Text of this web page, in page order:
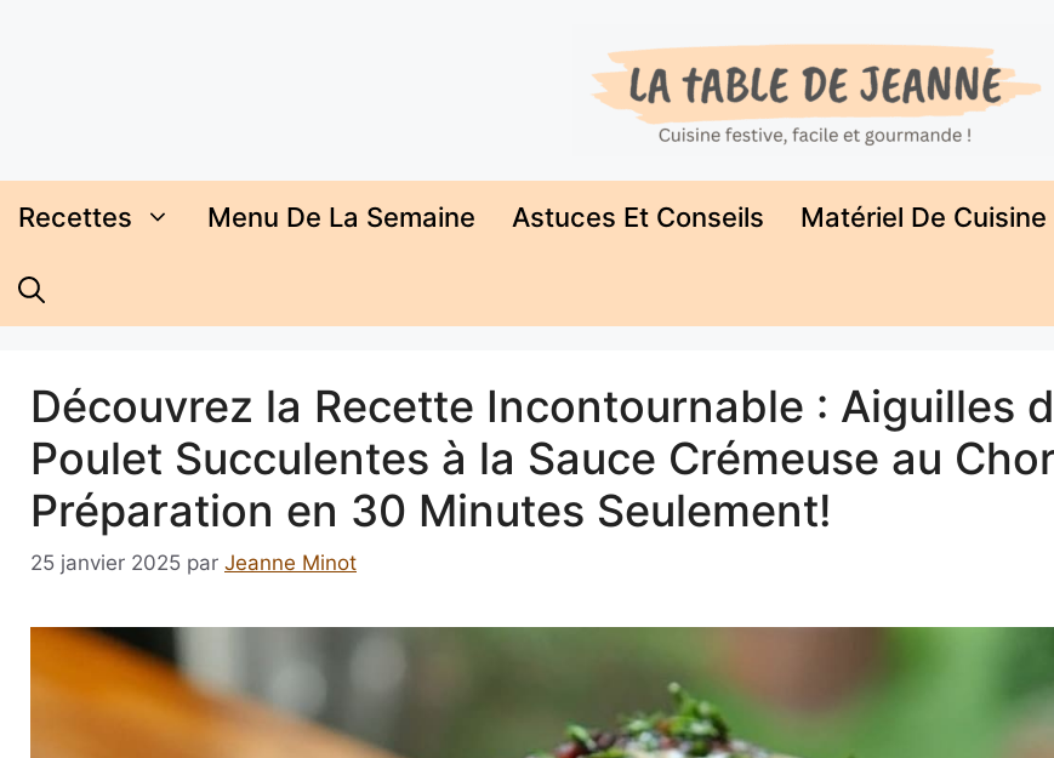
Recettes Menu De La Semaine Astuces Et Conseils Matériel De Cuisine
Découvrez la Recette Incontournable : Aiguilles
Poulet Succulentes à la Sauce Crémeuse au
Préparation en 30 Minutes Seulement!
25 janvier 2025 par Jeanne Minot